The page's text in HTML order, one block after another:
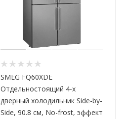
SMEG FQ60XDE
Отдельностоящий 4-х
дверный холодильник Side-by-
Side, 90.8 см, No-frost, эффект